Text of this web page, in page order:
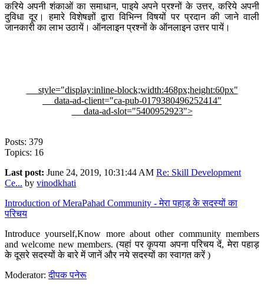
करिये अपनी शंकाओं का समाधान, पाइये अपने प्रश्नों के उत्तर, करिये अपनी
दुविधा दूर। हमारे विशेषज्ञों द्वारा विभिन्न विषयों पर प्रदान की जाने वाली
जानकारी का लाभ उठायें। ऑनलाइन प्रश्नों के ऑनलाइन उत्तर पायें।
style="display:inline-block;width:468px;height:60px"
data-ad-client="ca-pub-0179380496252414"
data-ad-slot="5400952923">
Posts: 379
Topics: 16
Last post: June 24, 2019, 10:31:44 AM Re: Skill Development
Ce... by vinodkhati
Introduction of MeraPahad Community - मेरा पहाड़ के सदस्यों का
परिचय
Introduce yourself,Know more about other community members
and welcome new members. (यहां पर कृपया अपना परिचय दें, मेरा पहाड़
के दूसरे सदस्यों के बारे में जानें और नये सदस्यों का स्वागत करें )
Moderator:दीपक पनेरू